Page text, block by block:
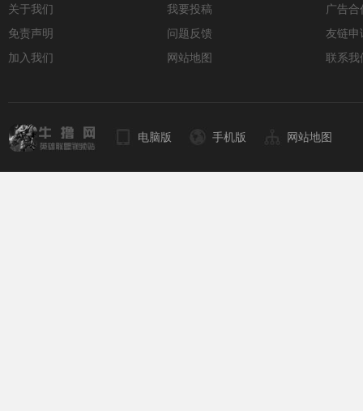
关于我们
免责声明
加入我们
我要投稿
问题反馈
网站地图
广告合
友链申
联系我
电脑版 手机版 网站地图